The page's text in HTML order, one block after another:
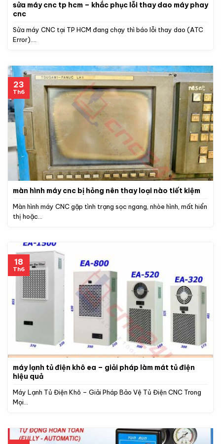
sửa máy cnc tp hcm – khắc phục lỗi thay dao máy phay
cnc
Sửa máy CNC tại TP HCM đang chạy thì báo lỗi thay dao (ATC
Error)....
màn hình máy cnc bị hỏng nên thay loại nào tiết kiệm
Màn hình máy CNC gặp tình trạng sọc ngang, nhòe hình, mất hiển
thị hoặc...
23
Th6
máy lạnh tủ điện khô ea – giải pháp làm mát tủ điện
hiệu quả
Máy Lạnh Tủ Điện Khô – Giải Pháp Bảo Vệ Tủ Điện CNC Trong
Mọi...
18
Th6